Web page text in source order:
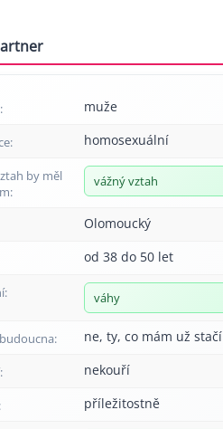
muže
homosexuální
by měl
vážný vztah
Olomoucký
od 38 do 50 let
váhy
ne, ty, co mám už stačí
nekouří
příležitostně